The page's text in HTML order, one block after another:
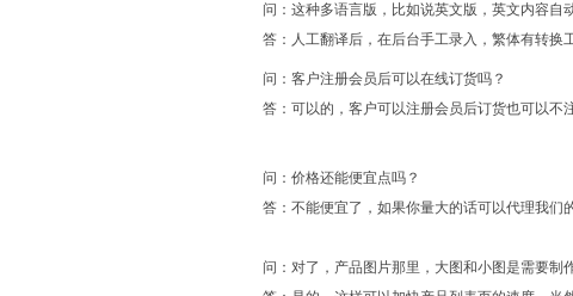
问：这种多语言版，比如说英文版，英文内容自
答：人工翻译后，在后台手工录入，繁体有转换
问：客户注册会员后可以在线订货吗？
答：可以的，客户可以注册会员后订货也可以不
问：价格还能便宜点吗？
答：不能便宜了，如果你量大的话可以代理我们
问：对了，产品图片那里，大图和小图是需要制